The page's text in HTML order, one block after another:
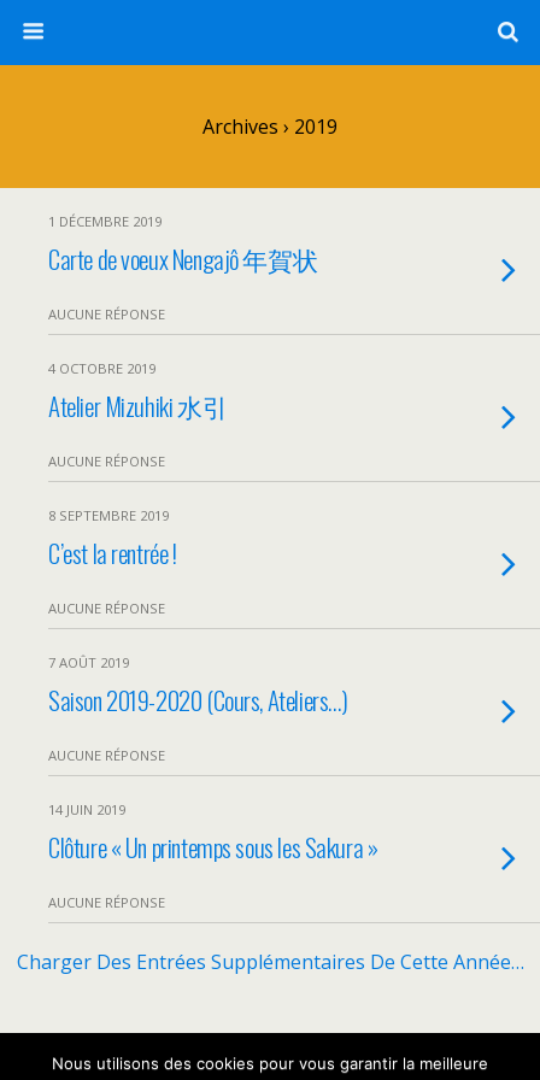
Archives › 2019
1 DÉCEMBRE 2019
Carte de voeux Nengajô 年賀状
AUCUNE RÉPONSE
4 OCTOBRE 2019
Atelier Mizuhiki 水引
AUCUNE RÉPONSE
8 SEPTEMBRE 2019
C’est la rentrée !
AUCUNE RÉPONSE
7 AOÛT 2019
Saison 2019-2020 (Cours, Ateliers…)
AUCUNE RÉPONSE
14 JUIN 2019
Clôture « Un printemps sous les Sakura »
AUCUNE RÉPONSE
Charger Des Entrées Supplémentaires De Cette Année…
Retour au début
Nous utilisons des cookies pour vous garantir la meilleure